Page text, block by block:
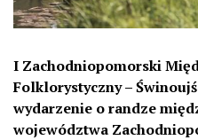
I Zachodniopomorski
Folklorystyczny –
wydarzenie o randze
województwa